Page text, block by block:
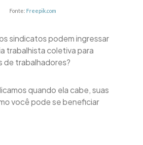
Fonte: Freepik.com
sindicatos podem ingressar
trabalhista coletiva para
de trabalhadores?
quando ela cabe, suas
você pode se beneficiar